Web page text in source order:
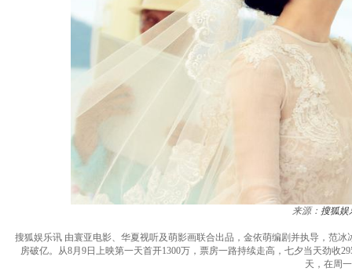
来源： 搜狐娱
搜狐娱乐讯 由寰亚电影、华夏视听及萌影画联合出品，金依萌编剧并执导，范
房破亿。从8月9日上映第一天首开1300万，票房一路持续走高，七夕当天劲收
天，在周